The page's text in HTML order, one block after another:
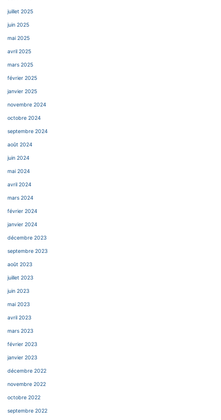
juillet 2025
juin 2025
mai 2025
avril 2025
mars 2025
février 2025
janvier 2025
novembre 2024
octobre 2024
septembre 2024
août 2024
juin 2024
mai 2024
avril 2024
mars 2024
février 2024
janvier 2024
décembre 2023
septembre 2023
août 2023
juillet 2023
juin 2023
mai 2023
avril 2023
mars 2023
février 2023
janvier 2023
décembre 2022
novembre 2022
octobre 2022
septembre 2022